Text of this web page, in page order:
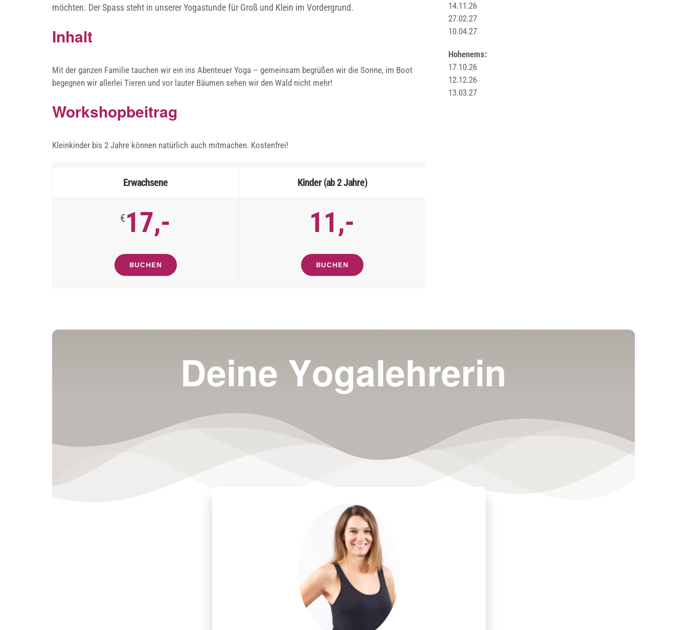
möchten. Der Spass steht in unserer Yogastunde für Groß und Klein im Vordergrund.
Inhalt
Mit der ganzen Familie tauchen wir ein ins Abenteuer Yoga – gemeinsam begrüßen wir die Sonne, im Boot
begegnen wir allerlei Tieren und vor lauter Bäumen sehen wir den Wald nicht mehr!
Workshopbeitrag
Kleinkinder bis 2 Jahre können natürlich auch mitmachen. Kostenfrei!
Erwachsene
€17,-
BUCHEN
Kinder (ab 2 Jahre)
11,-
BUCHEN
14.11.26
27.02.27
10.04.27
Hohenems:
17.10.26
12.12.26
13.03.27